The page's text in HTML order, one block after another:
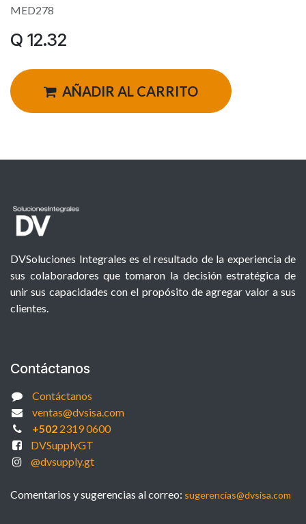
MED278
Q 12.32
AÑADIR AL CARRITO
DVSoluciones Integrales es el resultado de la experiencia de
sus colaboradores que tomaron la decisión estratégica de
unir sus capacidades con el propósito de agregar valor a sus
clientes.
Contáctanos
Contáctanos
ventas@dvsisa.com
+5022319 0600
DVSupplyGT
@dvsupply.gt
Comentarios y sugerencias al correo: sugerencias@dvsisa.com